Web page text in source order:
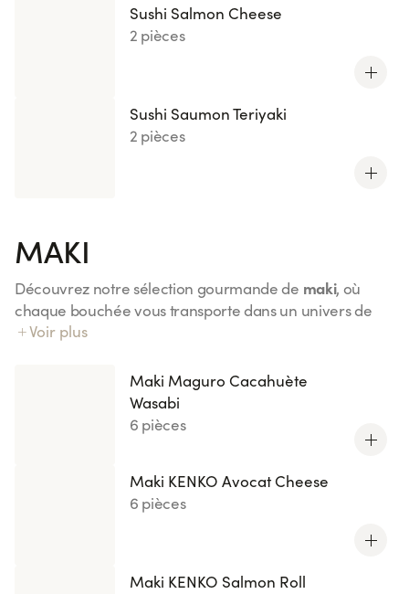
Sushi Salmon Cheese
2 pièces
Sushi Saumon Teriyaki
2 pièces
MAKI
Découvrez notre sélection gourmande de maki, où
chaque bouchée vous transporte dans un univers de
saveurs uniques. Du classique
par l'harmonie parfaite entre ingrédients frais et
textures délicates. Chaque recette est une création
originale revisitée par nos chefs.
et offrez-vous une expérience
Voir plus
Maki Maguro Cacahuète
Wasabi
6 pièces
Maki KENKO Avocat Cheese
6 pièces
Maki KENKO Salmon Roll